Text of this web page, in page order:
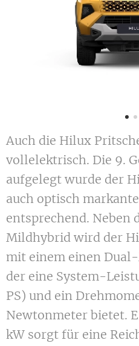
Auch die Hilux
vollelektrisch. Die 9.
aufgelegt wurde der
auch optisch
entsprechend. Neben
Mildhybrid wird der
mit einem einen
der eine System-
PS) und ein
Newtonmeter bietet.
kW sorgt für eine